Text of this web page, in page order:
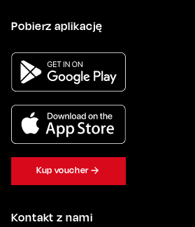
Kontakt z nami
Pobierz aplikację
Kup voucher